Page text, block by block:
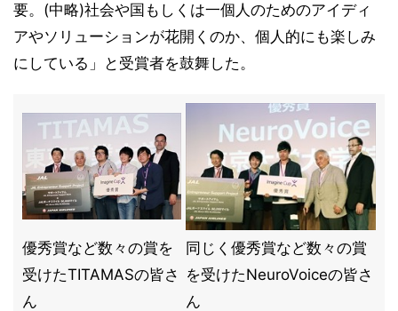
要。(中略)社会や国もしくは一個人のためのアイディ
アやソリューションが花開くのか、個人的にも楽しみ
にしている」と受賞者を鼓舞した。
優秀賞など数々の賞を
受けたTITAMASの皆さ
ん
同じく優秀賞など数々の賞
を受けたNeuroVoiceの皆さ
ん